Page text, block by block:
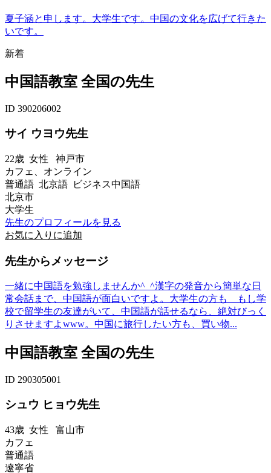
夏子涵と申します。大学生です。中国の文化を広げて行きた
いです。
新着
中国語教室 全国の先生
ID 390206002
サイ ウヨウ先生
22歳 女性 神戸市
カフェ、オンライン
普通語 北京語 ビジネス中国語
北京市
大学生
先生のプロフィールを見る
お気に入りに追加
先生からメッセージ
一緒に中国語を勉強しませんか^_^漢字の発音から簡単な日
常会話まで、中国語が面白いですよ。大学生の方も もし学
校で留学生の友達がいて、中国語が話せるなら、絶対びっく
りさせますよwww。中国に旅行したい方も、買い物...
中国語教室 全国の先生
ID 290305001
シュウ ヒョウ先生
43歳 女性 富山市
カフェ
普通語
遼寧省